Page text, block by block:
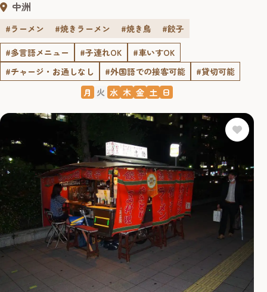
中洲
#ラーメン #焼きラーメン #焼き鳥
#餃子
#多言語メニュー
#子連れOK
#車いすOK
#チャージ・お通しなし
#外国語での接客可能
#貸切可能
月 火 水 木 金 土 日